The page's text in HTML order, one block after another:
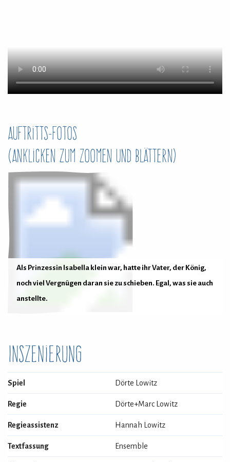
Auftritts-Fotos
(anklicken zum Zoomen und Blättern)
Als Prinzessin Isabella klein war, hatte ihr Vater, der König,
noch viel Vergnügen daran sie zu schieben. Egal, was sie auch
anstellte.
Inszenierung
Spiel Dörte Lowitz
Regie Dörte+Marc Lowitz
Regieassistenz Hannah Lowitz
Textfassung Ensemble